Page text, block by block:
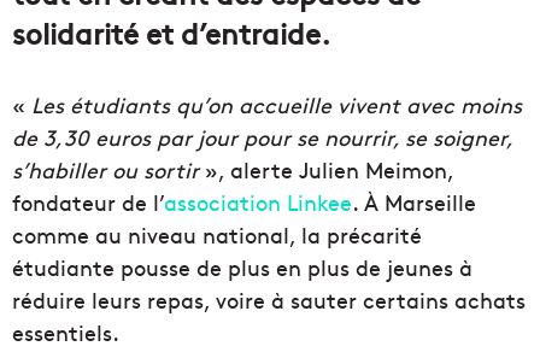
solidarité et d’entraide.
« Les étudiants qu’on accueille vivent avec moins
de 3,30 euros par jour pour se nourrir, se soigner,
s’habiller ou sortir», alerte Julien Meimon,
fondateur de l’association Linkee. À Marseille
comme au niveau national, la précarité
étudiante pousse de plus en plus de jeunes à
réduire leurs repas, voire à sauter certains achats
essentiels.